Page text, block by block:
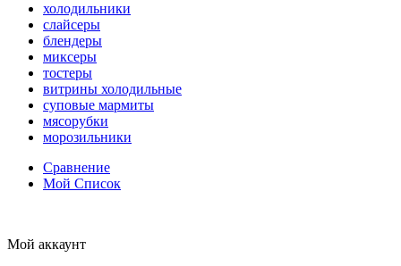
холодильники
слайсеры
блендеры
миксеры
тостеры
витрины холодильные
суповые мармиты
мясорубки
морозильники
Сравнение
Мой Список
Мой аккаунт